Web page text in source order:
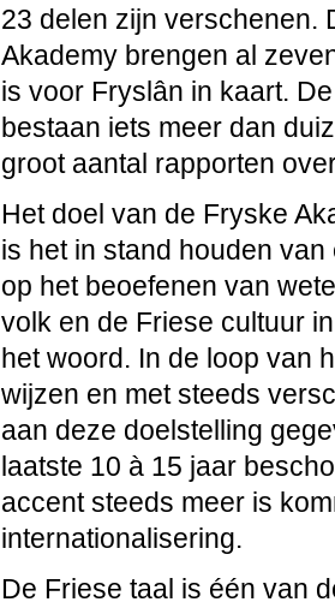
23 delen zijn verschenen.
Akademy brengen al
is voor Fryslân in kaart.
bestaan iets meer dan
groot aantal rapporten
Het doel van de Fryske
is het in stand houden
op het beoefenen van
volk en de Friese cultuur
het woord. In de loop van
wijzen en met steeds
aan deze doelstelling
laatste 10 à 15 jaar
accent steeds meer is
internationalisering.
De Friese taal is één van